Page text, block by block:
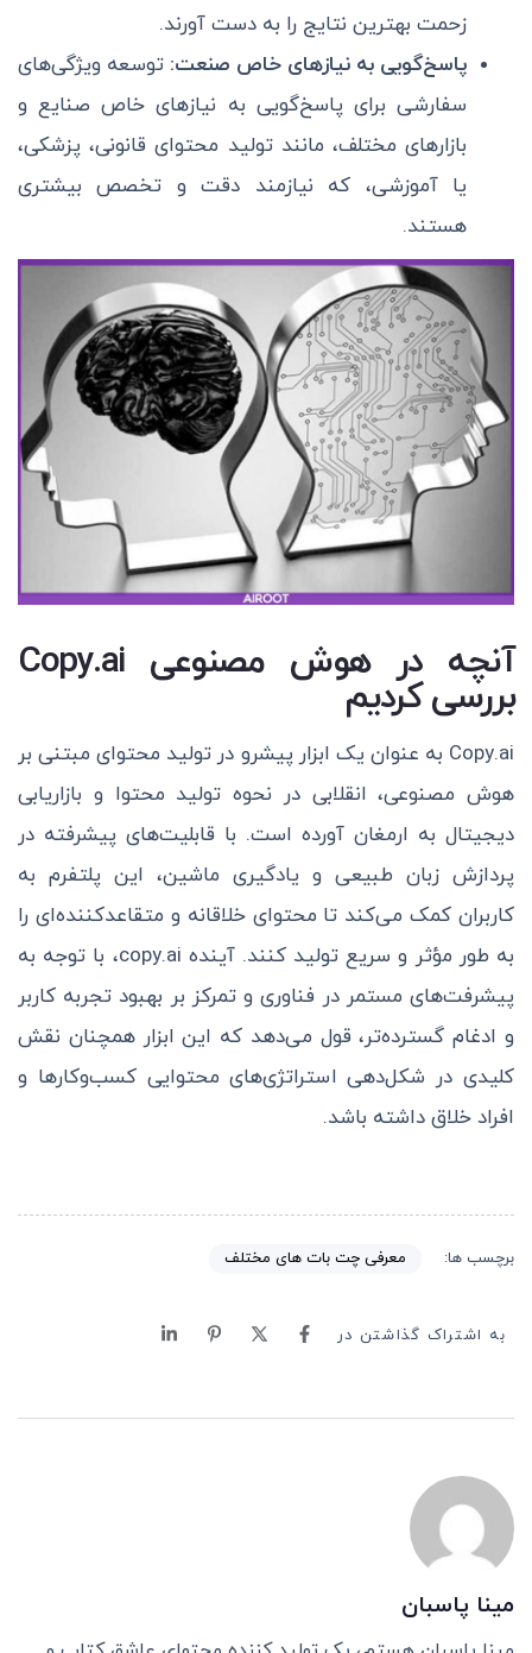
زحمت بهترین نتایج را به دست آورند.
پاسخ‌گویی به نیازهای خاص صنعت: توسعه ویژگی‌های
سفارشی برای پاسخ‌گویی به نیازهای خاص صنایع و
بازارهای مختلف، مانند تولید محتوای قانونی، پزشکی،
یا آموزشی، که نیازمند دقت و تخصص بیشتری
هستند.
آنچه در هوش مصنوعی Copy.ai
بررسی کردیم
Copy.ai به عنوان یک ابزار پیشرو در تولید محتوای مبتنی بر
هوش مصنوعی، انقلابی در نحوه تولید محتوا و بازاریابی
دیجیتال به ارمغان آورده است. با قابلیت‌های پیشرفته در
پردازش زبان طبیعی و یادگیری ماشین، این پلتفرم به
کاربران کمک می‌کند تا محتوای خلاقانه و متقاعدکننده‌ای را
به طور مؤثر و سریع تولید کنند. آینده copy.ai، با توجه به
پیشرفت‌های مستمر در فناوری و تمرکز بر بهبود تجربه کاربر
و ادغام گسترده‌تر، قول می‌دهد که این ابزار همچنان نقش
کلیدی در شکل‌دهی استراتژی‌های محتوایی کسب‌وکارها و
افراد خلاق داشته باشد.
برچسب ها: معرفی چت بات های مختلف
به اشتراک گذاشتن در
مینا پاسبان